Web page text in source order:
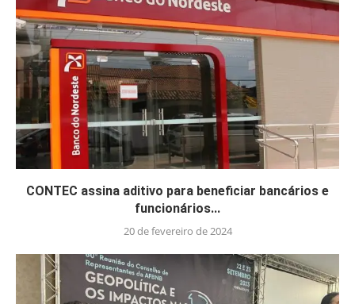
CONTEC assina aditivo para beneficiar bancários e
funcionários...
20 de fevereiro de 2024